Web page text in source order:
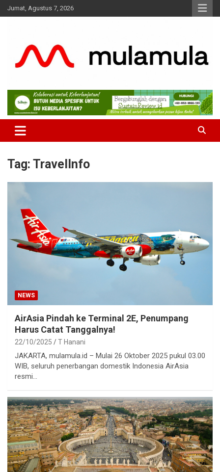
Skip
to
Jumat, Agustus 7, 2026
MulaMula
Medianya para Gen Z
Tag: TravelInfo
NEWS
AirAsia Pindah ke Terminal 2E, Penumpang
Harus Catat Tanggalnya!
22/10/2025 T Hanani
JAKARTA, mulamula.id – Mulai 26 Oktober 2025 pukul 03.00
WIB, seluruh penerbangan domestik Indonesia AirAsia
resmi…